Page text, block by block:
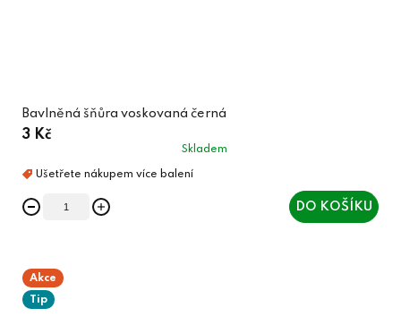
Bavlněná šňůra voskovaná černá
3 Kč
Skladem
DO KOŠÍKU
Akce
Tip